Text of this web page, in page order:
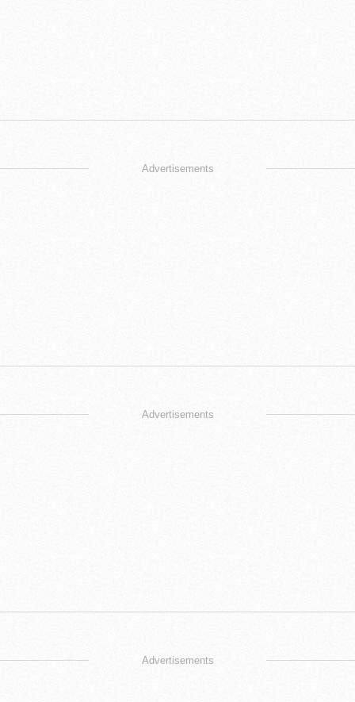
Advertisements
Advertisements
Advertisements